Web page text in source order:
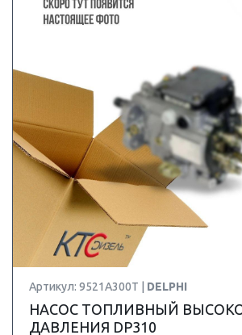
Артикул: 9521A300T | DELPHI
НАСОС ТОПЛИВНЫЙ
ДАВЛЕНИЯ DP310